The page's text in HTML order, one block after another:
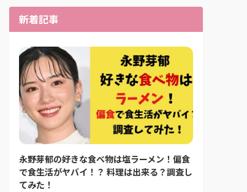
新着記事
永野芽郁の好きな食べ物は塩ラーメン！偏食
で食生活がヤバイ！？ 料理は出来る？調査し
てみた！